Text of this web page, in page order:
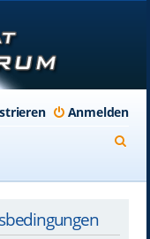
Anmelden